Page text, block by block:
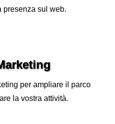
presenza sul web.
per ampliare il parco
la vostra attività.